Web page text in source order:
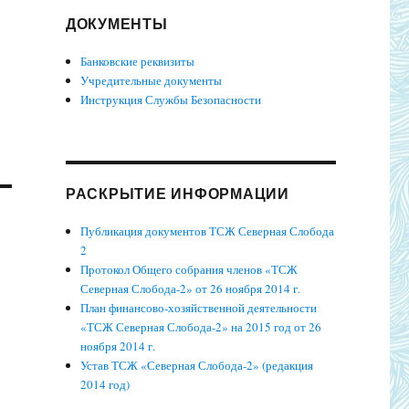
ДОКУМЕНТЫ
Банковские реквизиты
Учредительные документы
Инструкция Службы Безопасности
РАСКРЫТИЕ ИНФОРМАЦИИ
Публикация документов ТСЖ Северная Слобода
2
Протокол Общего собрания членов «ТСЖ
Северная Слобода-2» от 26 ноября 2014 г.
План финансово-хозяйственной деятельности
«ТСЖ Северная Слобода-2» на 2015 год от 26
ноября 2014 г.
Устав ТСЖ «Северная Слобода-2» (редакция
2014 год)